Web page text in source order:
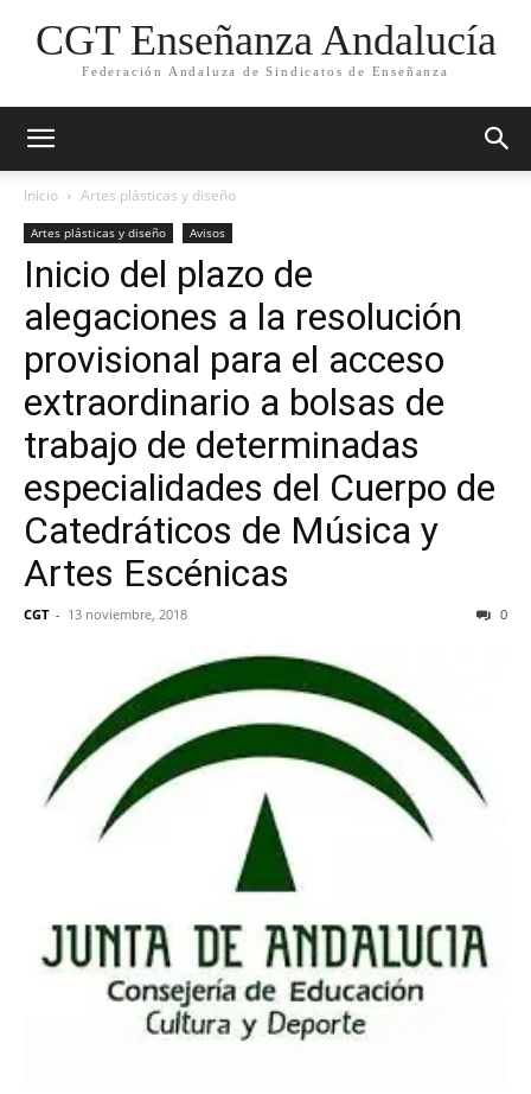
CGT Enseñanza Andalucía
Federación Andaluza de Sindicatos de Enseñanza
Inicio Artes plásticas y diseño
Artes plásticas y diseño Avisos
Inicio del plazo de
alegaciones a la resolución
provisional para el acceso
extraordinario a bolsas de
trabajo de determinadas
especialidades del Cuerpo de
Catedráticos de Música y
Artes Escénicas
CGT - 13 noviembre, 2018 0